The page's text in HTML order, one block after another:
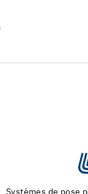
de sols